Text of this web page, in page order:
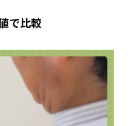
で比較